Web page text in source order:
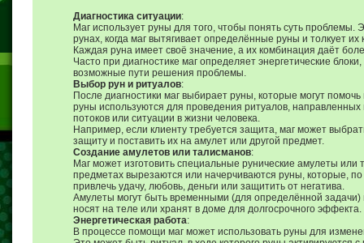
Диагностика ситуации:
Маг использует руны для того, чтобы понять суть проблемы.
рунах, когда маг вытягивает определённые руны и толкует их
Каждая руна имеет своё значение, а их комбинация даёт
Часто при диагностике маг определяет энергетические
возможные пути решения проблемы.
Выбор рун и ритуалов:
После диагностики маг выбирает руны, которые могут
руны используются для проведения ритуалов, направленных
потоков или ситуации в жизни человека.
Например, если клиенту требуется защита, маг может
защиту и поставить их на амулет или другой предмет.
Создание амулетов или талисманов:
Маг может изготовить специальные рунические амулеты или
предметах вырезаются или начерчиваются руны, которые,
привлечь удачу, любовь, деньги или защитить от негатива.
Амулеты могут быть временными (для определённой
носят на теле или хранят в доме для долгосрочного эффекта.
Энергетическая работа:
В процессе помощи маг может использовать руны для